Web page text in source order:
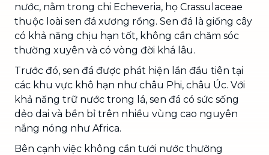
nước, nằm trong chi Echeveria, họ Crassulaceae
thuộc loài sen đá xương rồng. Sen đá là giống cây
có khả năng chịu hạn tốt, không cần chăm sóc
thường xuyên và có vòng đời khá lâu.
Trước đó, sen đá được phát hiện lần đầu tiên tại
các khu vực khô hạn như châu Phi, châu Úc. Với
khả năng trữ nước trong lá, sen đá có sức sống
dẻo dai và bền bỉ trên nhiều vùng cao nguyên
nắng nóng như Africa.
Bên cạnh việc không cần tưới nước thường